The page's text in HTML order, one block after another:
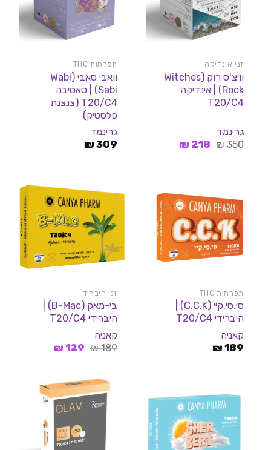
זני אינדיקה
וויצ'ס רוק (Witches
Rock) | אינדיקה
T20/C4
גרינמד
350
₪ המחיר
218
₪המחיר
תפרחות THC
וואבי סאבי (Wabi
Sabi) | סאטיבה
T20/C4 (צנצנת
פלסטיק)
גרינמד
309
₪
תפרחות THC
סי.סי.קיי (C.C.K) |
היברידי T20/C4
קאניה
189
₪
זני היבריד
בי-מאק (B-Mac) |
היברידי T20/C4
קאניה
189
₪ המחיר
129
₪המחיר